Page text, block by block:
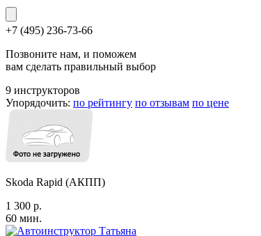
+7 (495) 236-73-66
Позвоните нам, и поможем
вам сделать правильный выбор
9 инструкторов
Упорядочить: по рейтингу по отзывам по цене
Skoda Rapid (АКПП)
1 300 р.
60 мин.